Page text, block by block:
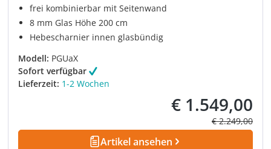
frei kombinierbar mit Seitenwand
8 mm Glas Höhe 200 cm
Hebescharnier innen glasbündig
Modell: PGUaX
Sofort verfügbar
Lieferzeit: 1-2 Wochen
Verkaufspreis:
€ 1.549,00
Regulärer
€ 2.249,00
Artikel ansehen